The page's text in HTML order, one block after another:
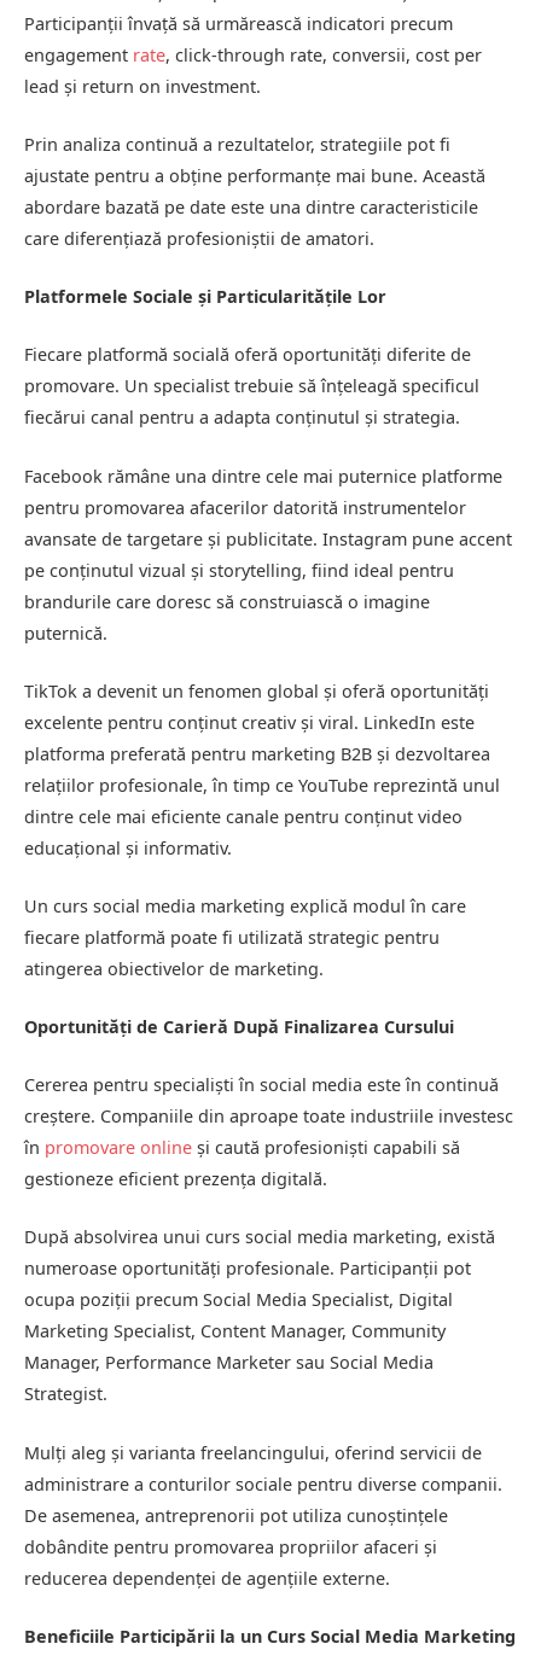
Participanții învață să urmărească indicatori precum
engagement rate, click-through rate, conversii, cost per
lead și return on investment.
Prin analiza continuă a rezultatelor, strategiile pot fi
ajustate pentru a obține performanțe mai bune. Această
abordare bazată pe date este una dintre caracteristicile
care diferențiază profesioniștii de amatori.
Platformele Sociale și Particularitățile Lor
Fiecare platformă socială oferă oportunități diferite de
promovare. Un specialist trebuie să înțeleagă specificul
fiecărui canal pentru a adapta conținutul și strategia.
Facebook rămâne una dintre cele mai puternice platforme
pentru promovarea afacerilor datorită instrumentelor
avansate de targetare și publicitate. Instagram pune accent
pe conținutul vizual și storytelling, fiind ideal pentru
brandurile care doresc să construiască o imagine
puternică.
TikTok a devenit un fenomen global și oferă oportunități
excelente pentru conținut creativ și viral. LinkedIn este
platforma preferată pentru marketing B2B și dezvoltarea
relațiilor profesionale, în timp ce YouTube reprezintă unul
dintre cele mai eficiente canale pentru conținut video
educațional și informativ.
Un curs social media marketing explică modul în care
fiecare platformă poate fi utilizată strategic pentru
atingerea obiectivelor de marketing.
Oportunități de Carieră După Finalizarea Cursului
Cererea pentru specialiști în social media este în continuă
creștere. Companiile din aproape toate industriile investesc
în promovare online și caută profesioniști capabili să
gestioneze eficient prezența digitală.
După absolvirea unui curs social media marketing, există
numeroase oportunități profesionale. Participanții pot
ocupa poziții precum Social Media Specialist, Digital
Marketing Specialist, Content Manager, Community
Manager, Performance Marketer sau Social Media
Strategist.
Mulți aleg și varianta freelancingului, oferind servicii de
administrare a conturilor sociale pentru diverse companii.
De asemenea, antreprenorii pot utiliza cunoștințele
dobândite pentru promovarea propriilor afaceri și
reducerea dependenței de agențiile externe.
Beneficiile Participării la un Curs Social Media Marketing